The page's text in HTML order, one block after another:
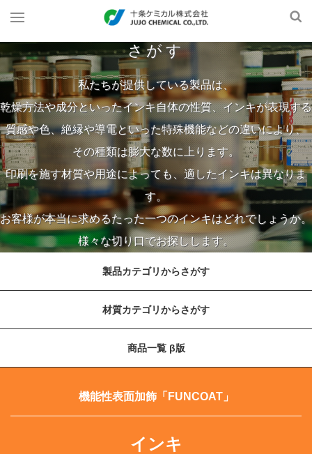
さがす
私たちが提供している製品は、
乾燥方法や成分といったインキ自体の性質、インキが表現する
質感や色、絶縁や導電といった特殊機能などの違いにより、
その種類は膨大な数に上ります。
印刷を施す材質や用途によっても、適したインキは異なりま
す。
お客様が本当に求めるたった一つのインキはどれでしょうか。
様々な切り口でお探しします。
製品カテゴリからさがす
材質カテゴリからさがす
商品一覧 β版
機能性表面加飾「FUNCOAT」
インキ